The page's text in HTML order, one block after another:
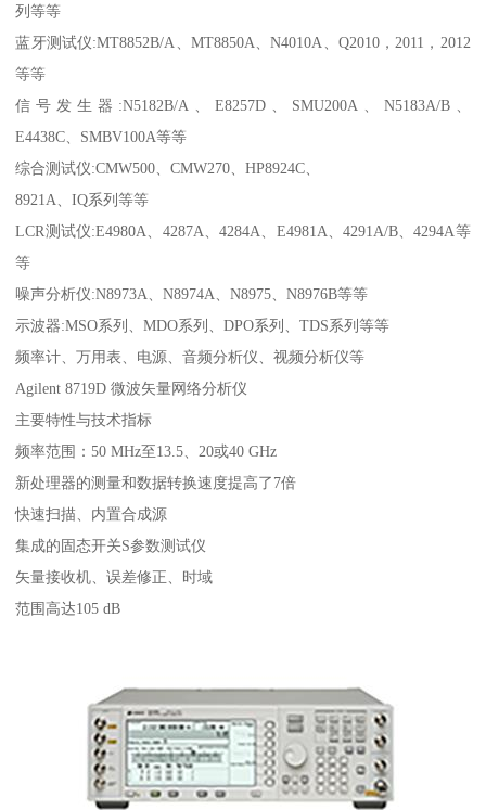
列等等
蓝牙测试仪:MT8852B/A、MT8850A、N4010A、Q2010，2011，2012
等等
信号发生器:N5182B/A、E8257D、SMU200A、N5183A/B、
E4438C、SMBV100A等等
综合测试仪:CMW500、CMW270、HP8924C、
8921A、IQ系列等等
LCR测试仪:E4980A、4287A、4284A、E4981A、4291A/B、4294A等
等
噪声分析仪:N8973A、N8974A、N8975、N8976B等等
示波器:MSO系列、MDO系列、DPO系列、TDS系列等等
频率计、万用表、电源、音频分析仪、视频分析仪等
Agilent 8719D 微波矢量网络分析仪
主要特性与技术指标
频率范围：50 MHz至13.5、20或40 GHz
新处理器的测量和数据转换速度提高了7倍
快速扫描、内置合成源
集成的固态开关S参数测试仪
矢量接收机、误差修正、时域
范围高达105 dB